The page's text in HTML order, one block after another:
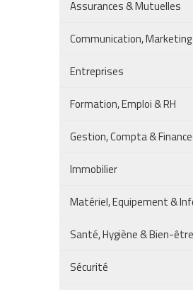
Assurances & Mutuelles
Communication,
Entreprises
Formation, Emploi & RH
Gestion, Compta &
Immobilier
Matériel, Equipement &
Santé, Hygiène & Bien-être
Sécurité